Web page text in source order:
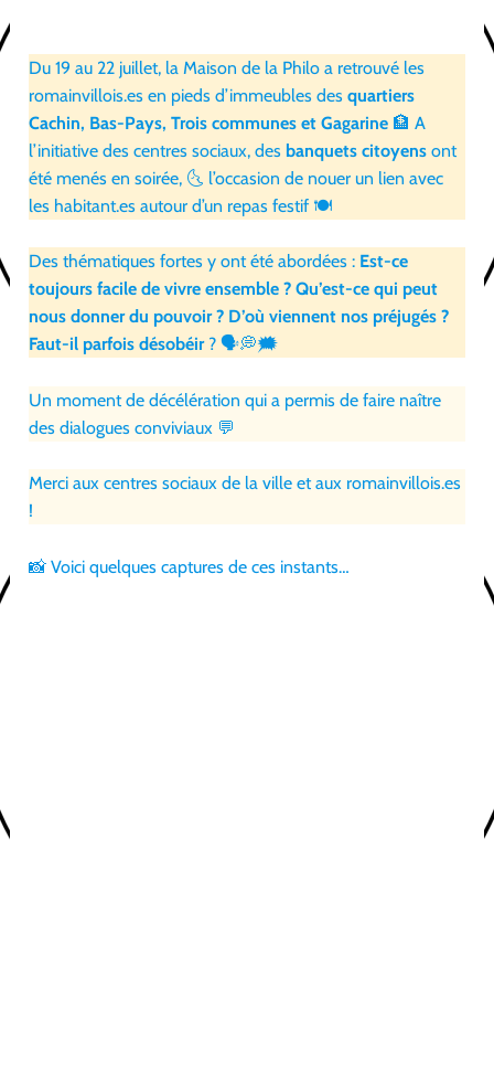
Du 19 au 22 juillet, la Maison de la Philo a retrouvé les
romainvillois.es en pieds d’immeubles desquartiers
Cachin, Bas-Pays, Trois communes et Gagarine 🏦 A
l’initiative des centres sociaux, desbanquets citoyens ont
été menés en soirée, 🌜 l’occasion de nouer un lien avec
les habitant.es autour d’un repas festif 🍽
Des thématiques fortes y ont été abordées : Est-ce
toujours facile de vivre ensemble ? Qu’est-ce qui peut
nous donner du pouvoir ? D’où viennent nos préjugés ?
Faut-il parfois désobéir ? 🗣💭🗯
Un moment de décélération qui a permis de faire naître
des dialogues conviviaux 💬
Merci aux centres sociaux de la ville et aux romainvillois.es
!
📸 Voici quelques captures de ces instants…